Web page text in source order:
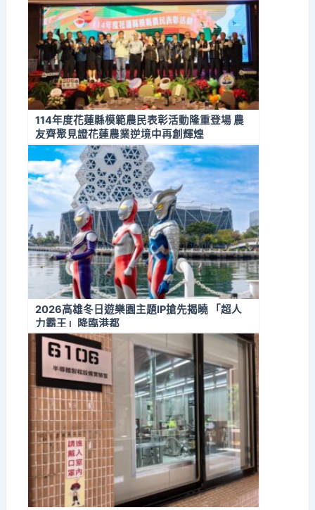
114年度花蓮縣模範農民表彰活動隆重登場 農
友齊聚見證花蓮農業逆境中再創輝煌
2026高雄冬日遊樂園主題IP搶先揭曉 「超人
力霸王」降臨港都